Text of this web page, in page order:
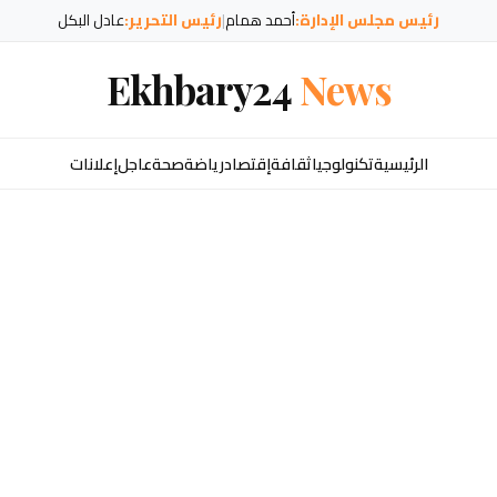
رئيس مجلس الإدارة:أحمد همام|رئيس التحرير:عادل البكل
Ekhbary24News
الرئيسيةتكنولوجياثقافةإقتصادرياضةصحةعاجلإعلانات